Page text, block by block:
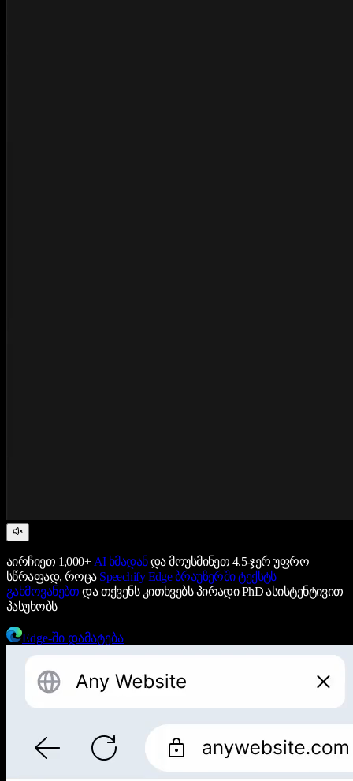
აირჩიეთ 1,000+ AI ხმადანდა მოუსმინეთ 4.5-ჯერ უფრო
სწრაფად, როცა Speechify Edge ბრაუზერში ტექსტს
გახმოვანებთ და თქვენს კითხვებს პირადი PhD ასისტენტივით
პასუხობს
Edge-ში დამატება